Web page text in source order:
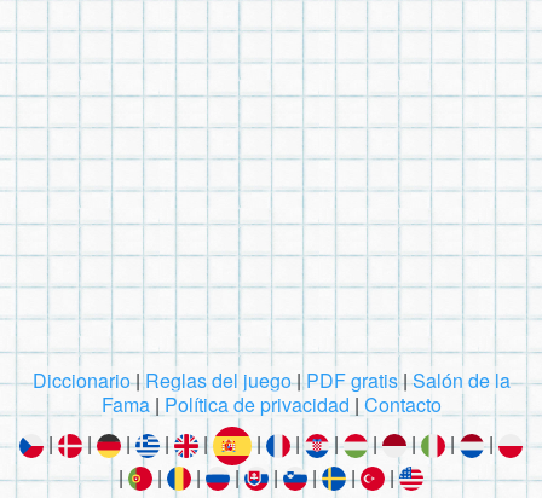
Diccionario|Reglas del juego|PDF gratis|Salón de la
Fama| Política de privacidad | Contacto
|
| | | | | | | | | |
|
|
| | | | | | |